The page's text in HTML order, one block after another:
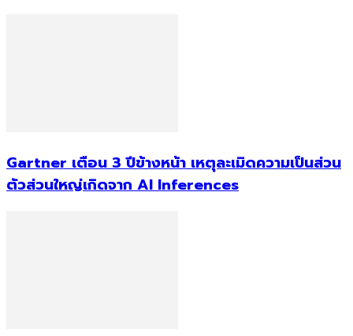
Gartner เตือน 3 ปีข้างหน้า เหตุละเมิดความเป็นส่วน
ตัวส่วนใหญ่เกิดจาก AI Inferences